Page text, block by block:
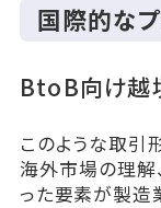
国際的な
BtoB向け越
このような取引
海外市場の理解
った要素が製造